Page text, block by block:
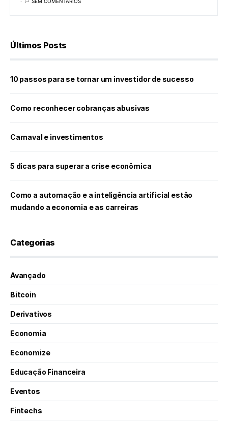
Últimos Posts
10 passos para se tornar um investidor de sucesso
Como reconhecer cobranças abusivas
Carnaval e investimentos
5 dicas para superar a crise econômica
Como a automação e a inteligência artificial estão
mudando a economia e as carreiras
Categorias
Avançado
Bitcoin
Derivativos
Economia
Economize
Educação Financeira
Eventos
Fintechs